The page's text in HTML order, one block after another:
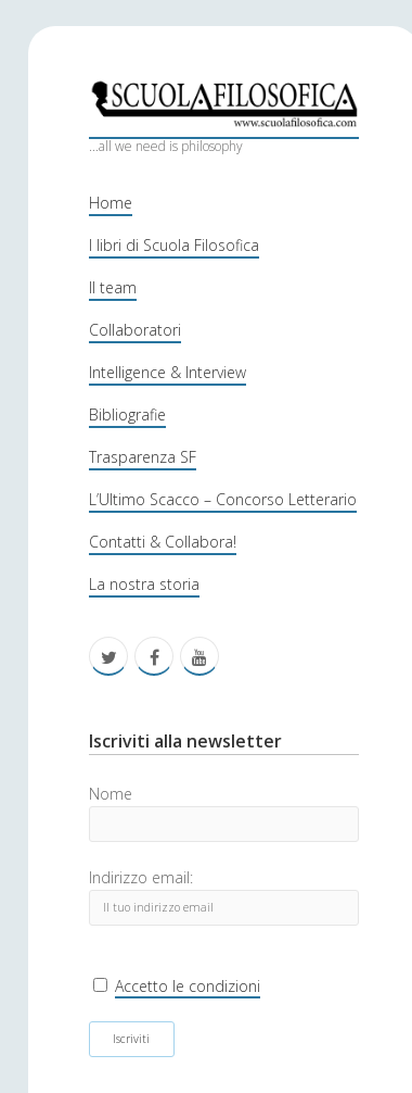
S
c
o
l
a
f
i
l
o
s
o
f
c
...all we need is philosophy
Home
I libri di Scuola Filosofica
Il team
Collaboratori
Intelligence & Interview
Bibliografie
Trasparenza SF
L’Ultimo Scacco – Concorso Letterario
Contatti & Collabora!
La nostra storia
i
t
r
f
c
b
o
k
u
u
e
S
i
e
b
r
Iscriviti alla newsletter
Nome
Indirizzo email:
Accetto le condizioni